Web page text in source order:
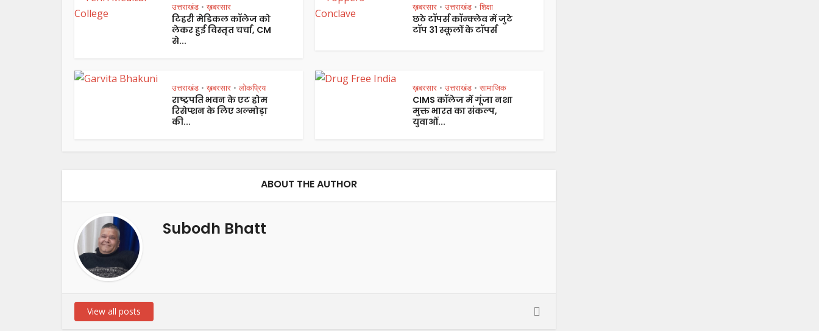
उत्तराखंड • ख़बरसार
टिहरी मेडिकल कॉलेज को
लेकर हुई विस्तृत चर्चा, CM
से...
ख़बरसार • उत्तराखंड • शिक्षा
छठे टॉपर्स कॉन्क्लेव में जुटे
टॉप 31 स्कूलों के टॉपर्स
उत्तराखंड • ख़बरसार • लोकप्रिय
राष्ट्रपति भवन के एट होम
रिसेप्शन के लिए अल्मोड़ा
की...
ख़बरसार • उत्तराखंड • सामाजिक
CIMS कॉलेज में गूंजा नशा
मुक्त भारत का संकल्प,
युवाओं...
ABOUT THE AUTHOR
Subodh Bhatt
View all posts